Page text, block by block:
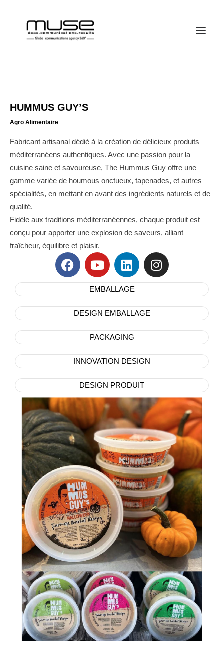
HUMMUS GUY’S
Agro Alimentaire
Fabricant artisanal dédié à la création de délicieux produits
méditerranéens authentiques. Avec une passion pour la
cuisine saine et savoureuse, The Hummus Guy offre une
gamme variée de houmous onctueux, tapenades, et autres
spécialités, en mettant en avant des ingrédients naturels et de
qualité.
Fidèle aux traditions méditerranéennes, chaque produit est
conçu pour apporter une explosion de saveurs, alliant
fraîcheur, équilibre et plaisir.
EMBALLAGE
DESIGN EMBALLAGE
PACKAGING
INNOVATION DESIGN
DESIGN PRODUIT